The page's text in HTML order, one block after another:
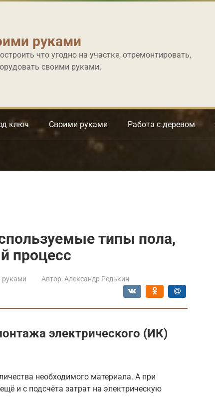
руками
что угодно на участке, отремонтировать,
своими руками.
ключ Своими руками Работа с деревом
типы пола,
процесс
руками Автор: Александр Редькин
электрического (ИК)
необходимого материала. А при
и с подсчёта затрат на электрическую